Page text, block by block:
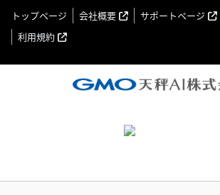
トップページ 会社概要 サポートページ
利用規約